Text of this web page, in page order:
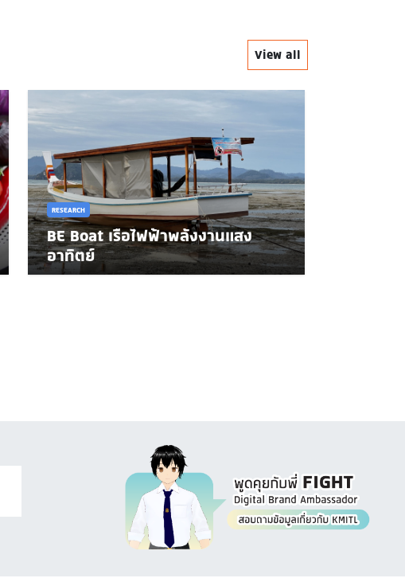
View all
RESEARCH
BE Boat เรือไฟฟ้าพลังงานแสง
อาทิตย์